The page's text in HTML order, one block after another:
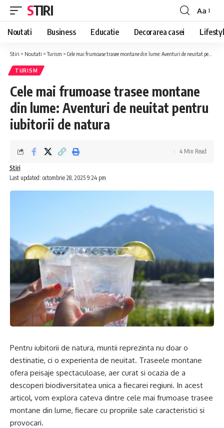
STIRI
Font
Resizer
Aa
Noutati Business Educatie Decorarea casei
Stiri > Noutati >Turism > Cele mai frumoase trasee montane din lume: Aventuri de neuitat pentru iubitorii de natura
TURISM
Cele mai frumoase trasee montane
din lume: Aventuri de neuitat pentru
iubitorii de natura
Last updated: octombrie 28, 2025 9:24 pm
Stiri
4 Min Read
Pentru iubitorii de natura, muntii reprezinta nu doar o
destinatie, ci o experienta de neuitat. Traseele montane
ofera peisaje spectaculoase, aer curat si ocazia de a
descoperi biodiversitatea unica a fiecarei regiuni. In acest
articol, vom explora cateva dintre cele mai frumoase trasee
montane din lume, fiecare cu propriile sale caracteristici si
provocari.